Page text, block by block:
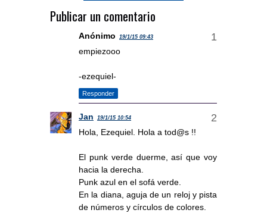
Publicar un comentario
Anónimo 19/1/15 09:43
empiezooo
-ezequiel-
Responder
Jan 19/1/15 10:54
Hola, Ezequiel. Hola a tod@s !!
El punk verde duerme, así que voy
hacia la derecha.
Punk azul en el sofá verde.
En la diana, aguja de un reloj y pista
de números y círculos de colores.